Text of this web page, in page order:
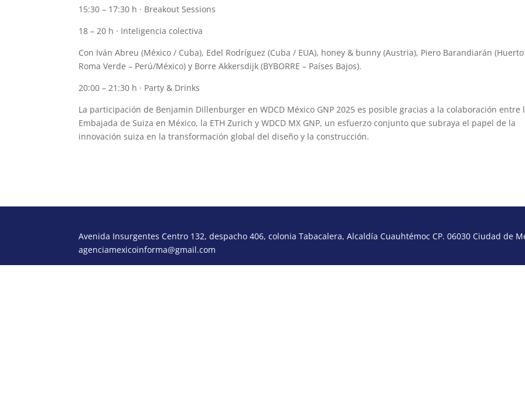
15:30 – 17:30 h · Breakout Sessions
18 – 20 h · Inteligencia colectiva
Con Iván Abreu (México / Cuba), Edel Rodríguez (Cuba / EUA), honey & bunny (Austria), Piero Barandiarán (Huerto
Roma Verde – Perú/México) y Borre Akkersdijk (BYBORRE – Países Bajos).
20:00 – 21:30 h · Party & Drinks
La participación de Benjamin Dillenburger en WDCD México GNP 2025 es posible gracias a la colaboración entre
Embajada de Suiza en México, la ETH Zurich y WDCD MX GNP, un esfuerzo conjunto que subraya el papel de la
innovación suiza en la transformación global del diseño y la construcción.
Avenida Insurgentes Centro 132, despacho 406, colonia Tabacalera, Alcaldía Cuauhtémoc CP. 06030 Ciudad de
agenciamexicoinforma@gmail.com